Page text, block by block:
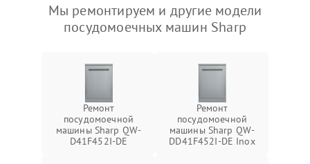
Мы ремонтируем и другие модели
посудомоечных машин Sharp
Ремонт
посудомоечной
машины Sharp QW-
D41F452I-DE
Ремонт
посудомоечной
машины Sharp QW-
DD41F452I-DE Inox